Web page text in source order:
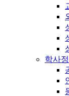
학사